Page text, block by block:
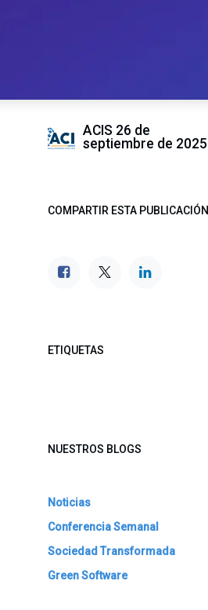
ACIS 26 de
septiembre de 2025
COMPARTIR ESTA PUBLICACIÓN
ETIQUETAS
NUESTROS BLOGS
Noticias
Conferencia Semanal
Sociedad Transformada
Green Software